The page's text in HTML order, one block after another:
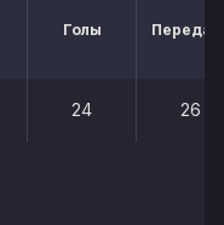
Голы
24 26